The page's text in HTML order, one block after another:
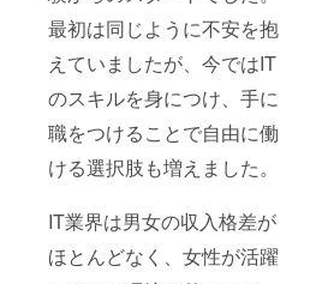
最初は同じように不安を抱
えていましたが、今ではIT
のスキルを身につけ、手に
職をつけることで自由に働
ける選択肢も増えました。
IT業界は男女の収入格差が
ほとんどなく、女性が活躍